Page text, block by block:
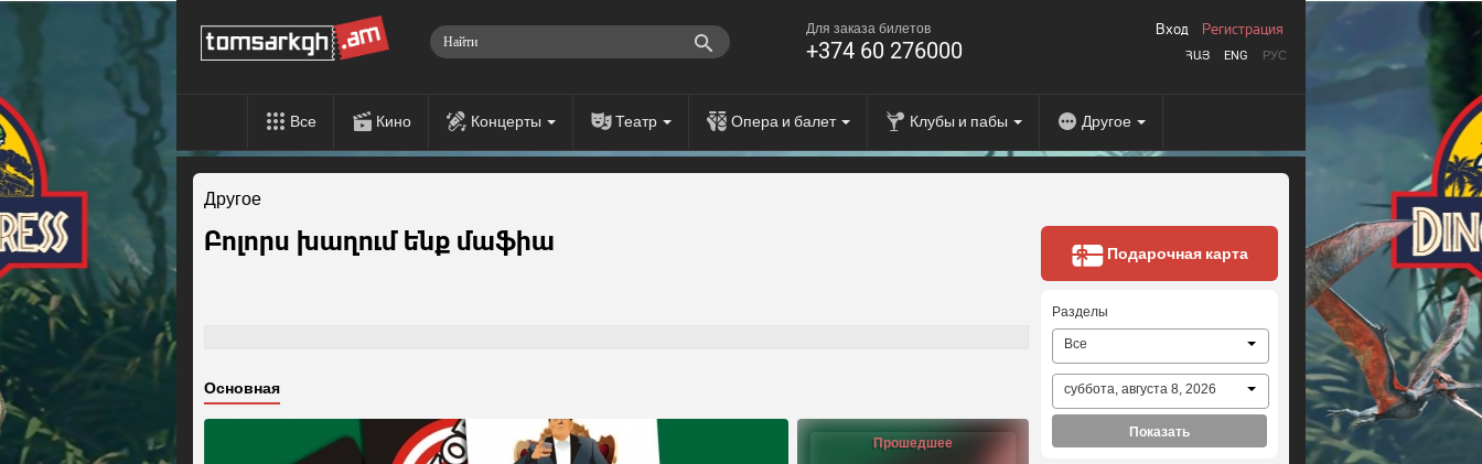
Для заказа билетов
+374 60 276000 ՀԱՅ ENG РУС
Вход Регистрация
Все Кино Концерты Театр Опера и балет Клубы и пабы Другое
Другое
Բոլորս խաղում ենք մաֆիա
Основная
Прошедшее
Подарочная карта
Разделы
Все
суббота, августа 8, 2026
Показать